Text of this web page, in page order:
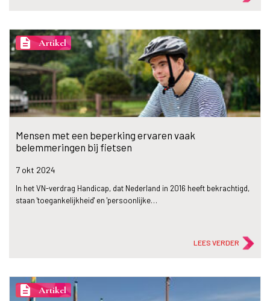
description Artikel
Mensen met een beperking ervaren vaak
belemmeringen bij fietsen
7 okt 2024
In het VN-verdrag Handicap, dat Nederland in 2016 heeft bekrachtigd,
staan 'toegankelijkheid' en 'persoonlijke…
LEES VERDER
description Artikel